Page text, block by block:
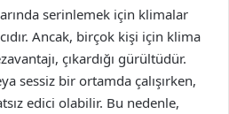
serinlemek için klimalar
Ancak, birçok kişi için klima
çıkardığı gürültüdür.
sessiz bir ortamda çalışırken,
edici olabilir. Bu nedenle,